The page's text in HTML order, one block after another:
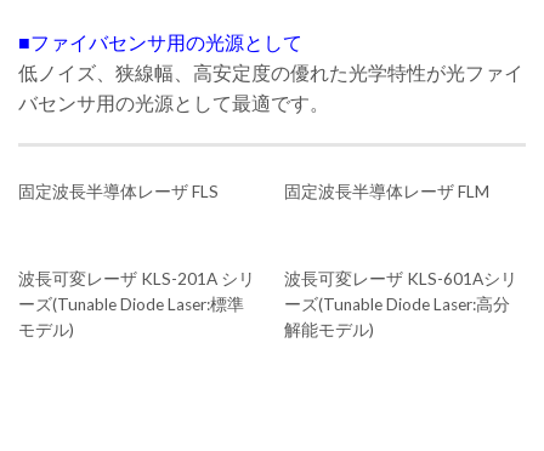
■ファイバセンサ用の光源として
低ノイズ、狭線幅、高安定度の優れた光学特性が光ファイ
バセンサ用の光源として最適です。
固定波長半導体レーザ FLS 固定波長半導体レーザ FLM
波長可変レーザ KLS-201A シリ
ーズ(Tunable Diode Laser:標準
モデル)
波長可変レーザ KLS-601Aシリ
ーズ(Tunable Diode Laser:高分
解能モデル)